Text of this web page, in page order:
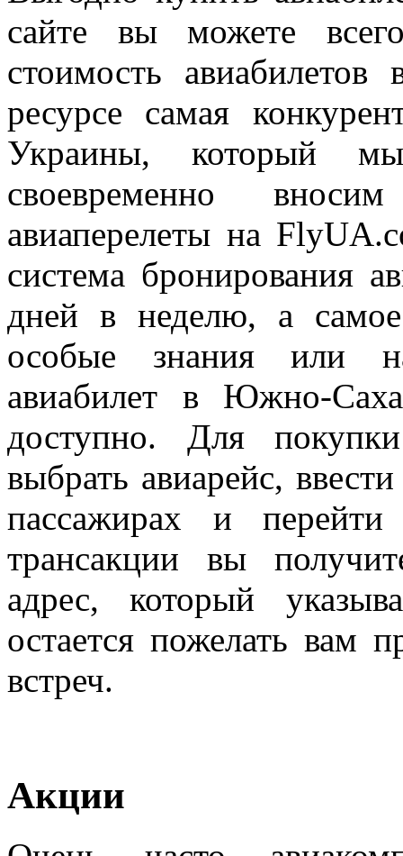
сайте вы можете
стоимость
ресурсе самая
Украины, который
своевременно
авиаперелеты на
система бронирования
дней в неделю, а
особые знания или
авиабилет в Южно-
доступно. Для
выбрать авиарейс,
пассажирах и
трансакции вы
адрес, который
остается пожелать вам
встреч.
Акции